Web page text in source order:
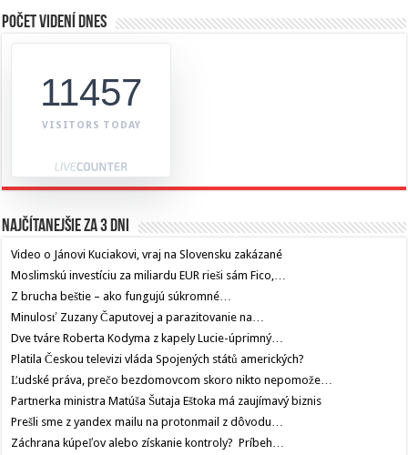
Počet videní dnes
11457
VISITORS TODAY
Najčítanejšie za 3 dni
Video o Jánovi Kuciakovi, vraj na Slovensku zakázané
Moslimskú investíciu za miliardu EUR rieši sám Fico,…
Z brucha beštie – ako fungujú súkromné…
Minulosť Zuzany Čaputovej a parazitovanie na…
Dve tváre Roberta Kodyma z kapely Lucie-úprimný…
Platila Českou televizi vláda Spojených států amerických?
Ľudské práva, prečo bezdomovcom skoro nikto nepomože…
Partnerka ministra Matúša Šutaja Eštoka má zaujímavý biznis
Prešli sme z yandex mailu na protonmail z dôvodu…
Záchrana kúpeľov alebo získanie kontroly? Príbeh…